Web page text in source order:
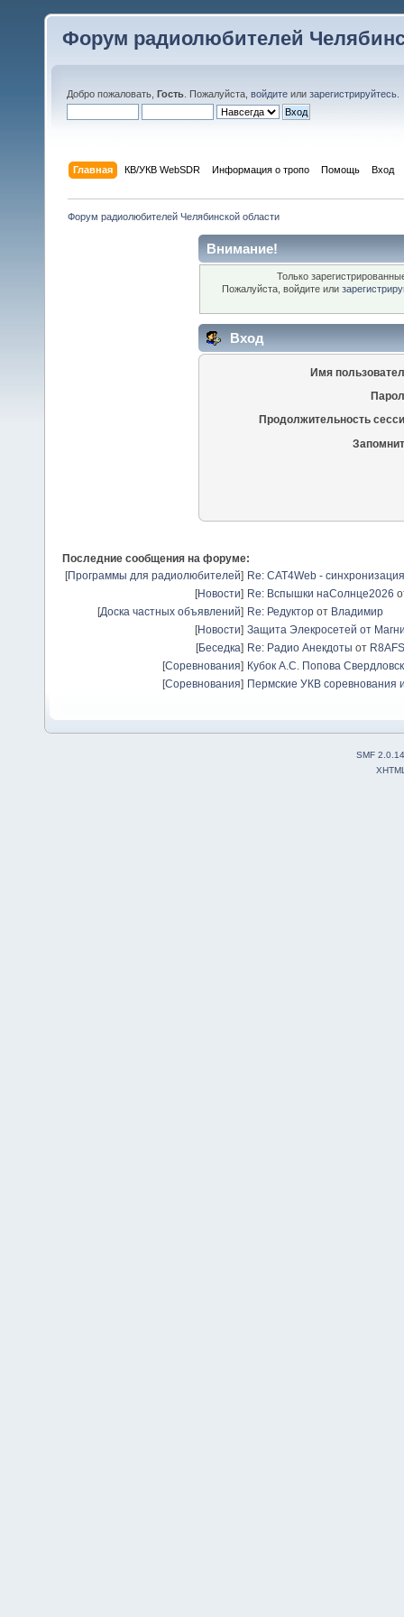
Форум радиолюбителей
Добро пожаловать, Гость . Пожалуйста, войдите или зарегистрируйтесь
Главная КВ/УКВ WebSDR Информация о тропо Помощь Вход
Форум радиолюбителей Челябинской области
Внимание!
Только
Пожалуйста, войдите или
Вход
Имя
Продолжительность
Последние сообщения на форуме:
[Программы для радиолюбителей] Re: CAT4Web -
[Новости] Re: Вспышки наСолнце2026
[Доска частных объявлений] Re: Редуктор от Владимир
[Новости] Защита Элекросетей от
[Беседка] Re: Радио Анекдоты от R8AFS
[Соревнования] Кубок А.С. Попова
[Соревнования] Пермские УКВ соревнования
SMF 2.0.14